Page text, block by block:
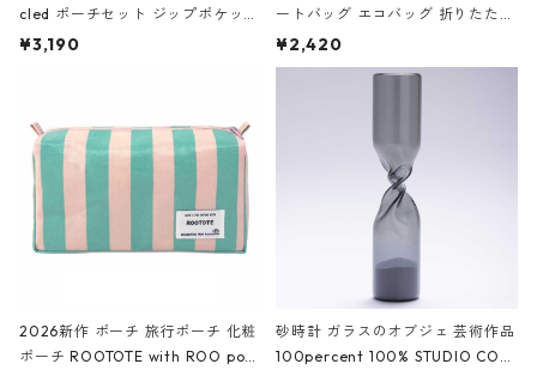
cled ポーチセット ジップポケット
ファスナーポーチ 撥水加工 トラベ
ーガンディー、オフホワイト
¥3,190
ートバッグ エコバッグ 折りたたみ
大きめ 撥水加工 収納ポーチ CRO
CODILE/Black クロコダイル/ブラ
¥2,420
2026新作 ポーチ 旅行ポーチ 化粧
ポーチ ROOTOTE with ROO pou
砂時計 ガラスのオブジェ 芸術作品
100percent 100% STUDIO COH